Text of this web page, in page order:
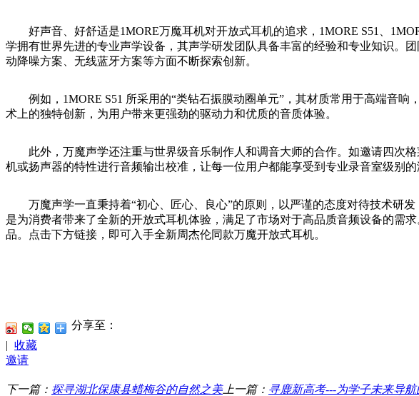
好声音、好舒适是1MORE万魔耳机对开放式耳机的追求，1MORE S51、
学拥有世界先进的专业声学设备，其声学研发团队具备丰富的经验和专业知识。
动降噪方案、无线蓝牙方案等方面不断探索创新。
例如，1MORE S51 所采用的“类钻石振膜动圈单元”，其材质常用于高端音响
术上的独特创新，为用户带来更强劲的驱动力和优质的音质体验。
此外，万魔声学还注重与世界级音乐制作人和调音大师的合作。如邀请四次格
机或扬声器的特性进行音频输出校准，让每一位用户都能享受到专业录音室级别的
万魔声学一直秉持着“初心、匠心、良心”的原则，以严谨的态度对待技术研发
是为消费者带来了全新的开放式耳机体验，满足了市场对于高品质音频设备的需
品。点击下方链接，即可入手全新周杰伦同款万魔开放式耳机。
分享至：
| 收藏
邀请
下一篇： 探寻湖北保康县蜡梅谷的自然之美上一篇： 寻鹿新高考---为学子未来导